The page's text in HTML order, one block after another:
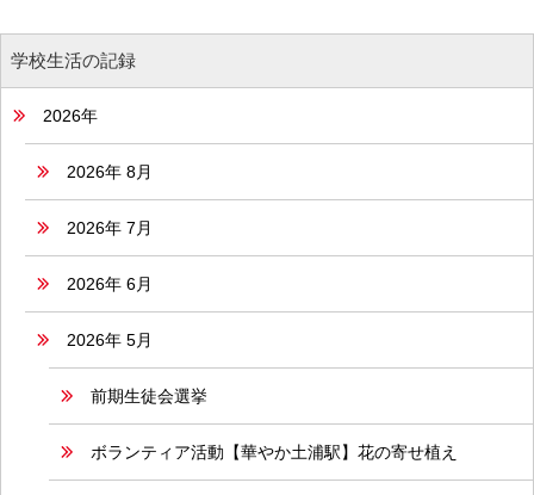
学校生活の記録
2026年
2026年 8月
2026年 7月
2026年 6月
2026年 5月
前期生徒会選挙
ボランティア活動【華やか土浦駅】花の寄せ植え